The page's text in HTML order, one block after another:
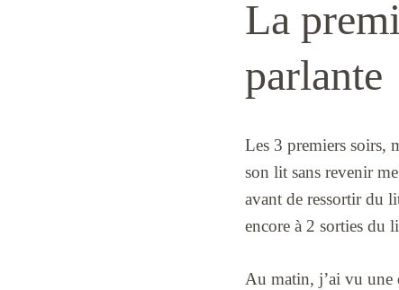
La
parlante
Les 3 premiers soirs,
son lit sans revenir
avant de ressortir du
encore à 2 sorties du
Au matin, j’ai vu une